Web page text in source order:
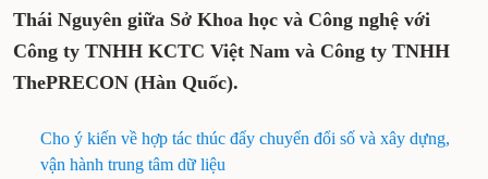
Thái Nguyên giữa Sở Khoa học và Công nghệ với
Công ty TNHH KCTC Việt Nam và Công ty TNHH
ThePRECON (Hàn Quốc).
Cho ý kiến về hợp tác thúc đẩy chuyển đổi số và xây dựng,
vận hành trung tâm dữ liệu